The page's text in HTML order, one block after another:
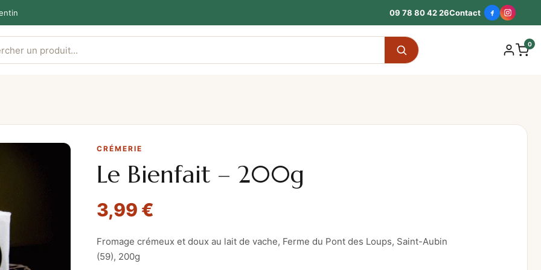
09 78 80 42 26Contact
0
CRÉMERIE
Le Bienfait – 200g
3,99 €
Fromage crémeux et doux au lait de vache, Ferme du Pont des Loups, Saint-Aubin
(59), 200g